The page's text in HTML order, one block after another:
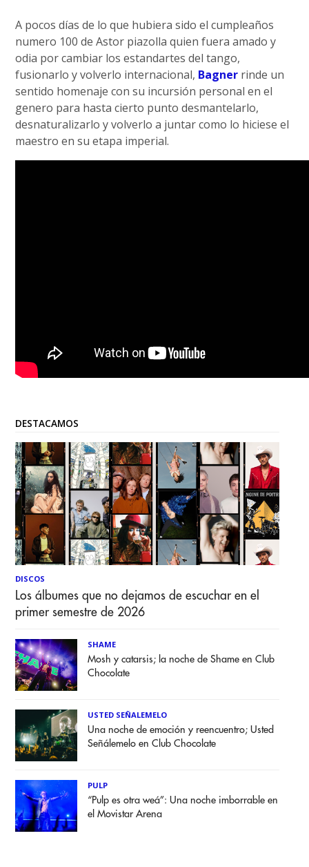
A pocos días de lo que hubiera sido el cumpleaños
numero 100 de Astor piazolla quien fuera amado y
odia por cambiar los estandartes del tango,
fusionarlo y volverlo internacional, Bagner rinde un
sentido homenaje con su incursión personal en el
genero para hasta cierto punto desmantelarlo,
desnaturalizarlo y volverlo a juntar como lo hiciese el
maestro en su etapa imperial.
DESTACAMOS
DISCOS
Los álbumes que no dejamos de escuchar en el
primer semestre de 2026
SHAME
Mosh y catarsis; la noche de Shame en Club
Chocolate
USTED SEÑALEMELO
Una noche de emoción y reencuentro; Usted
Señálemelo en Club Chocolate
PULP
“Pulp es otra weá”: Una noche imborrable en
el Movistar Arena